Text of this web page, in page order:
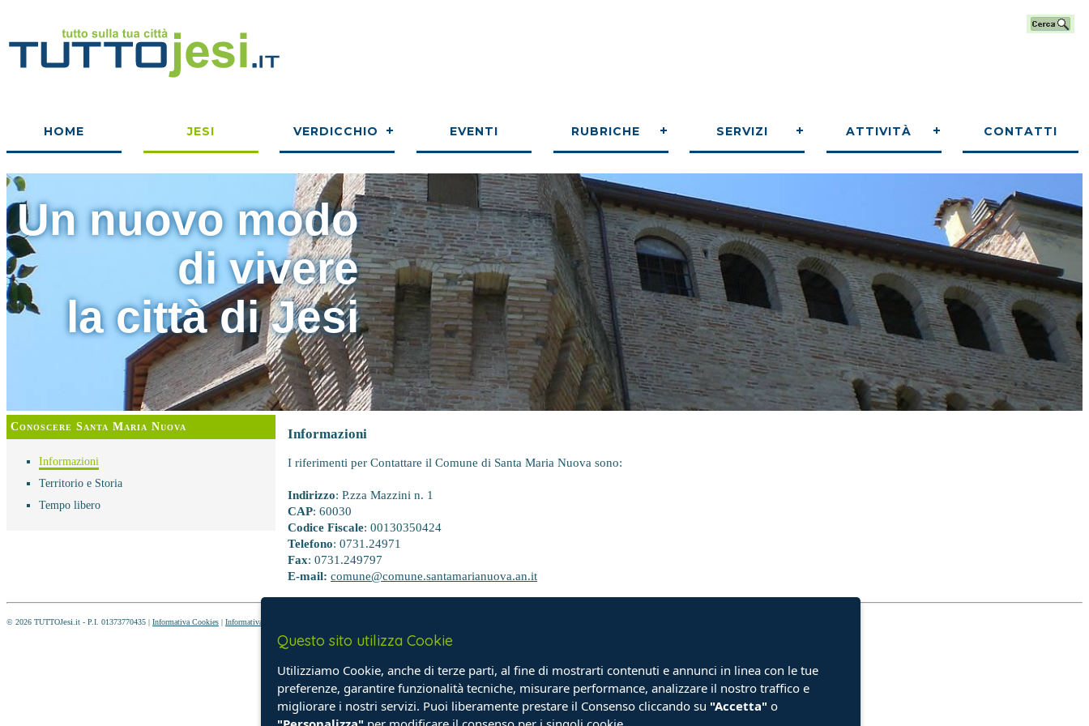
HOME JESI VERDICCHIO EVENTI RUBRICHE SERVIZI ATTIVITÀ CONTATTI
Un nuovo modo
di vivere
la città di Jesi
Conoscere Santa Maria Nuova
Informazioni
Territorio e Storia
Tempo libero
Informazioni
I riferimenti per Contattare il Comune di Santa Maria Nuova sono:
Indirizzo: P.zza Mazzini n. 1
CAP: 60030
Codice Fiscale: 00130350424
Telefono: 0731.24971
Fax: 0731.249797
E-mail: comune@comune.santamarianuova.an.it
© 2026 TUTTOJesi.it - P.I. 01373770435 | Informativa Cookies Informativa Privacy
Questo sito utilizza Cookie
Utilizziamo Cookie, anche di terze parti, al fine di mostrarti contenuti e annunci in linea con le tue
preferenze, garantire funzionalità tecniche, misurare performance, analizzare il nostro traffico e
migliorare i nostri servizi. Puoi liberamente prestare il Consenso cliccando su "Accetta" o